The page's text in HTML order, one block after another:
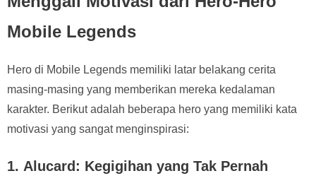
Mobile Legends
Hero di Mobile Legends memiliki latar belakang cerita
masing-masing yang memberikan mereka kedalaman
karakter. Berikut adalah beberapa hero yang memiliki kata
motivasi yang sangat menginspirasi:
1. Alucard: Kegigihan yang Tak Pernah